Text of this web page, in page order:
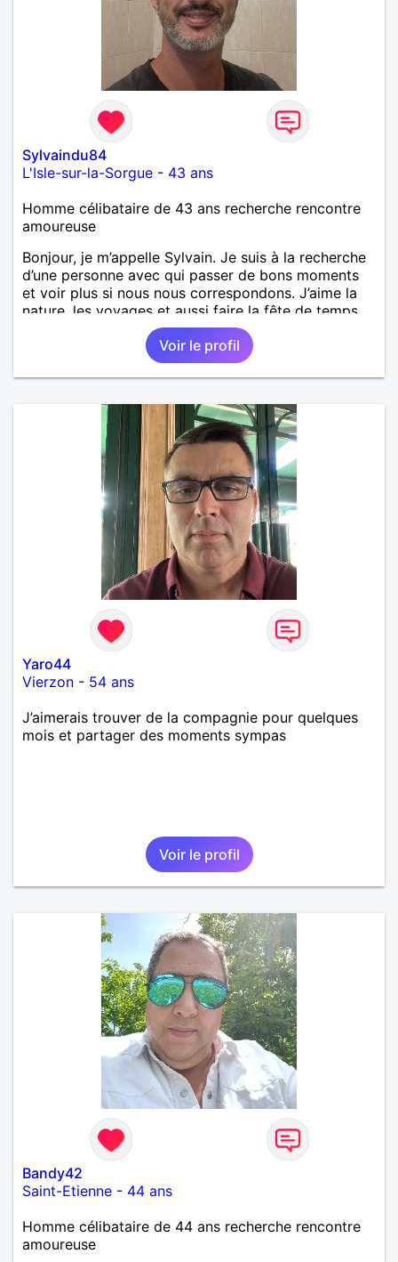
Sylvaindu84
L'Isle-sur-la-Sorgue - 43 ans
Homme célibataire de 43 ans recherche rencontre
amoureuse
Bonjour, je m’appelle Sylvain. Je suis à la recherche
d’une personne avec qui passer de bons moments
et voir plus si nous nous correspondons. J’aime la
nature, les voyages et aussi faire la fête de temps
en temps ;-)Je suis papa d’un petit garçon de 7 ans
dont je m’occupe en garde alternée. J’aime à peu
près tous les styles de musique. (Oui je suis pas
trop fan de Jul). Je fais du sport pour garder la
pense en tout cas 😂)
Voir le profil
Yaro44
Vierzon - 54 ans
J’aimerais trouver de la compagnie pour quelques
mois et partager des moments sympas
Voir le profil
Bandy42
Saint-Etienne - 44 ans
Homme célibataire de 44 ans recherche rencontre
amoureuse